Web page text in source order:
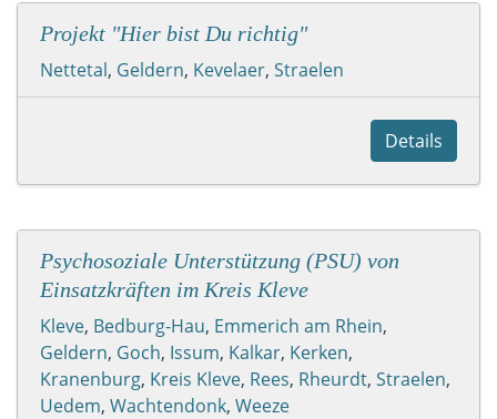
Projekt "Hier bist Du richtig"
Nettetal, Geldern, Kevelaer, Straelen
Details
Psychosoziale Unterstützung (PSU) von
Einsatzkräften im Kreis Kleve
Kleve, Bedburg-Hau, Emmerich am Rhein,
Geldern, Goch, Issum, Kalkar, Kerken,
Kranenburg, Kreis Kleve, Rees, Rheurdt, Straelen,
Uedem, Wachtendonk, Weeze